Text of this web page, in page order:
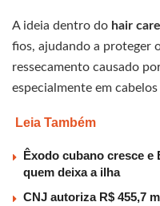
A ideia dentro do hair care
fios, ajudando a proteger
ressecamento causado
especialmente em
Leia Também
Êxodo cubano cresce
quem deixa a ilha
CNJ autoriza R$ 455,7